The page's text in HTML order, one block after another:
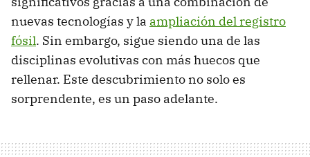
nuevas tecnologías y la ampliación del registro
fósil. Sin embargo, sigue siendo una de las
disciplinas evolutivas con más huecos que
rellenar. Este descubrimiento no solo es
sorprendente, es un paso adelante.